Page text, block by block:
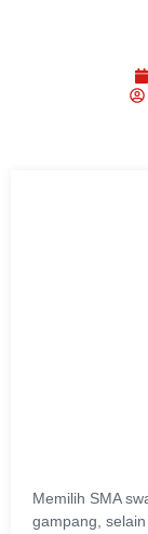
Memilih SMA
gampang,